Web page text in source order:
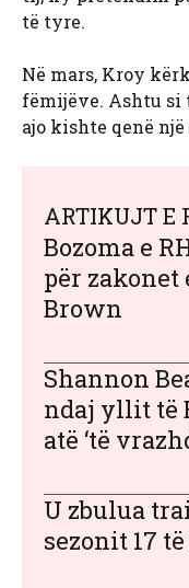
të tyre.
Në mars, Kroy
fëmijëve. Ashtu si
ajo kishte qenë
ARTIKUJT E
Bozoma e
për zakonet
Brown
Shannon
ndaj yllit të
atë ‘të
U zbulua
sezonit 17 të